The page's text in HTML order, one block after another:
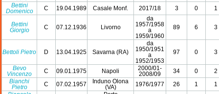
Bettini
Domenico
C 19.04.1989 Casale Monf. 2017/18 3 0 1
Bettini
Giorgio
C 07.12.1936 Livorno
da
1957/1958
a
1959/1960
89 6 3
Bettoli Pietro D 13.04.1925 Savarna (RA)
da
1950/1951
a
1952/1953
97 0 3
Bevo
Vincenzo
C 09.01.1975 Napoli
2000/01-
2008/09
34 0
2
Bianchi
Pietro
C 07.02.1957
Induno Olona
(VA)
1976/1977 26 1
1